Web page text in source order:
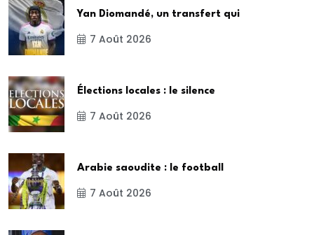
Yan Diomandé, un transfert qui
7 Août 2026
Élections locales : le silence
7 Août 2026
Arabie saoudite : le football
7 Août 2026